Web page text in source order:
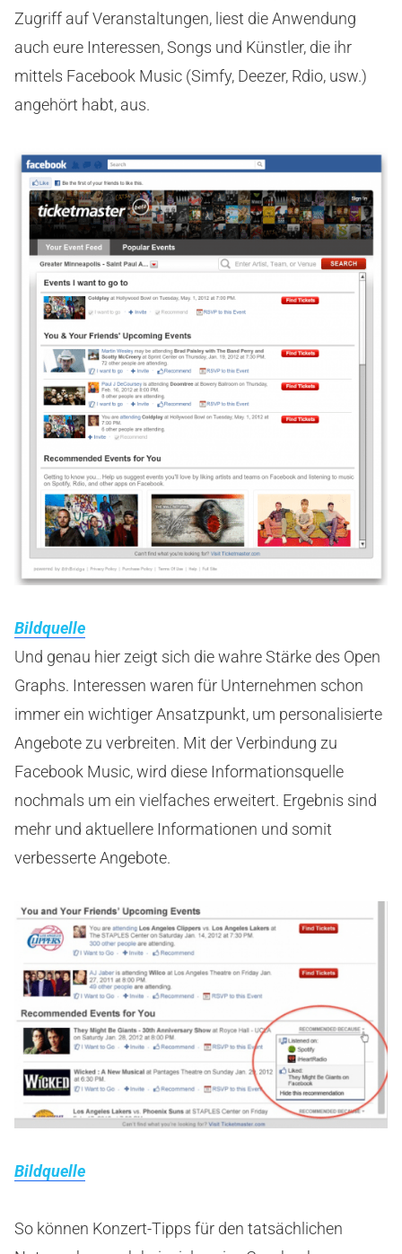
Zugriff auf Veranstaltungen, liest die Anwendung
auch eure Interessen, Songs und Künstler, die ihr
mittels Facebook Music (Simfy, Deezer, Rdio, usw.)
angehört habt, aus.
Bildquelle
Und genau hier zeigt sich die wahre Stärke des Open
Graphs. Interessen waren für Unternehmen schon
immer ein wichtiger Ansatzpunkt, um personalisierte
Angebote zu verbreiten. Mit der Verbindung zu
Facebook Music, wird diese Informationsquelle
nochmals um ein vielfaches erweitert. Ergebnis sind
mehr und aktuellere Informationen und somit
verbesserte Angebote.
Bildquelle
So können Konzert-Tipps für den tatsächlichen